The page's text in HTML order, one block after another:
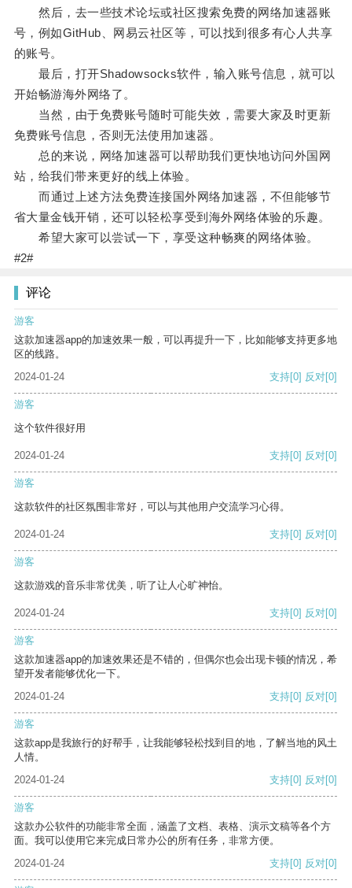
然后，去一些技术论坛或社区搜索免费的网络加速器账
号，例如GitHub、网易云社区等，可以找到很多有心人共享
的账号。
最后，打开Shadowsocks软件，输入账号信息，就可以
开始畅游海外网络了。
当然，由于免费账号随时可能失效，需要大家及时更新
免费账号信息，否则无法使用加速器。
总的来说，网络加速器可以帮助我们更快地访问外国网
站，给我们带来更好的线上体验。
而通过上述方法免费连接国外网络加速器，不但能够节
省大量金钱开销，还可以轻松享受到海外网络体验的乐趣。
希望大家可以尝试一下，享受这种畅爽的网络体验。
#2#
评论
游客
这款加速器app的加速效果一般，可以再提升一下，比如能够支持更多地
区的线路。
2024-01-24
支持[0] 反对[0]
游客
这个软件很好用
2024-01-24 支持[0] 反对[0]
游客
这款软件的社区氛围非常好，可以与其他用户交流学习心得。
2024-01-24 支持[0] 反对[0]
游客
这款游戏的音乐非常优美，听了让人心旷神怡。
2024-01-24 支持[0] 反对[0]
游客
这款加速器app的加速效果还是不错的，但偶尔也会出现卡顿的情况，希
望开发者能够优化一下。
2024-01-24
支持[0] 反对[0]
游客
这款app是我旅行的好帮手，让我能够轻松找到目的地，了解当地的风土
人情。
2024-01-24
支持[0] 反对[0]
游客
这款办公软件的功能非常全面，涵盖了文档、表格、演示文稿等各个方
面。我可以使用它来完成日常办公的所有任务，非常方便。
2024-01-24
支持[0] 反对[0]